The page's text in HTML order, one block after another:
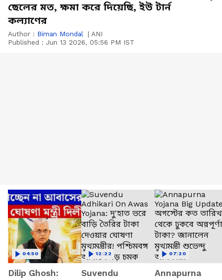
ছেলের মত, ক্ষমা করে দিয়েছি, ইউ টার্ন
কল্যাণের
Author : Biman Mondal | ANI
Published : Jun 13 2026, 05:56 PM IST
Dilip Ghosh:
04:50
Suvendu
12:22
Annapurna
07:20